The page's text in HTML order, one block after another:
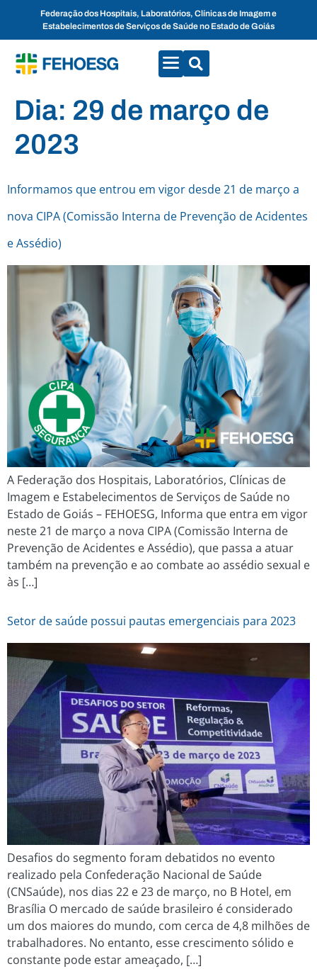
Federação dos Hospitais, Laboratórios, Clínicas de Imagem e
Estabelecimentos de Serviços de Saúde no Estado de Goiás
Dia: 29 de março de
2023
Informamos que entrou em vigor desde 21 de março a
nova CIPA (Comissão Interna de Prevenção de Acidentes
e Assédio)
A Federação dos Hospitais, Laboratórios, Clínicas de
Imagem e Estabelecimentos de Serviços de Saúde no
Estado de Goiás – FEHOESG, Informa que entra em vigor
neste 21 de março a nova CIPA (Comissão Interna de
Prevenção de Acidentes e Assédio), que passa a atuar
também na prevenção e ao combate ao assédio sexual e
às […]
Setor de saúde possui pautas emergenciais para 2023
Desafios do segmento foram debatidos no evento
realizado pela Confederação Nacional de Saúde
(CNSaúde), nos dias 22 e 23 de março, no B Hotel, em
Brasília O mercado de saúde brasileiro é considerado
um dos maiores do mundo, com cerca de 4,8 milhões de
trabalhadores. No entanto, esse crescimento sólido e
constante pode estar ameaçado, […]